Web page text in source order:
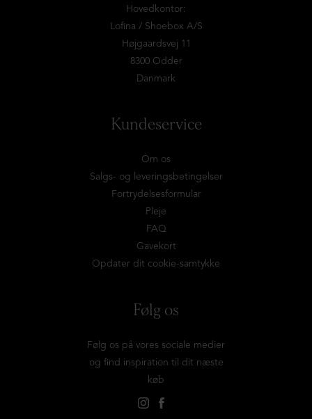
Hovedkontor:
Lofina / Shoebox A/S
Højgaardsvej 11
8300 Odder
Danmark
Kundeservice
Om os
Salgs- og leveringsbetingelser
Fortrydelsesformular
Pleje
FAQ
Gavekort
Opdater dit cookie-samtykke
Følg os
Følg os på vores sociale medier
og find inspiration til dit næste
køb